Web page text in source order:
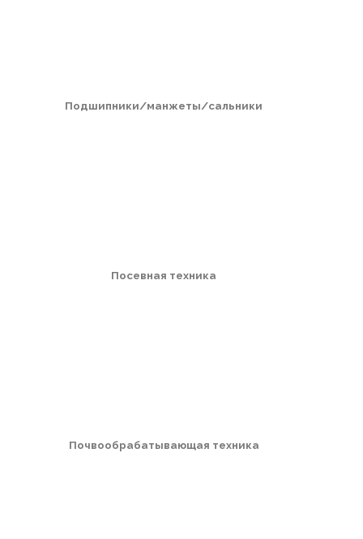
Подшипники/манжеты/сальники
Посевная техника
Почвообрабатывающая техника